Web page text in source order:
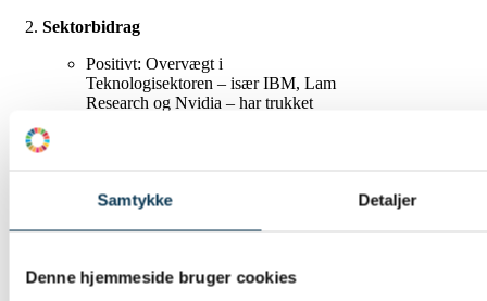
Samtykke Detaljer
Denne hjemmeside bruger cookies
Sektorbidrag
Positivt: Overvægt i
Teknologisektoren – især IBM, Lam
Research og Nvidia – har trukket
hvor banker globalt er oppe ca. 24% i
Regions- og valutaeksponering